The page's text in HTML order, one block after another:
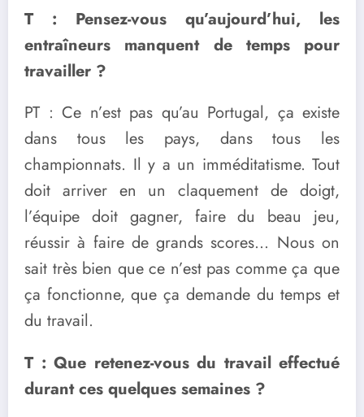
T : Pensez-vous qu’aujourd’hui, les
entraîneurs manquent de temps pour
travailler ?
PT : Ce n’est pas qu’au Portugal, ça existe
dans tous les pays, dans tous les
championnats. Il y a un imméditatisme. Tout
doit arriver en un claquement de doigt,
l’équipe doit gagner, faire du beau jeu,
réussir à faire de grands scores… Nous on
sait très bien que ce n’est pas comme ça que
ça fonctionne, que ça demande du temps et
du travail.
T : Que retenez-vous du travail effectué
durant ces quelques semaines ?